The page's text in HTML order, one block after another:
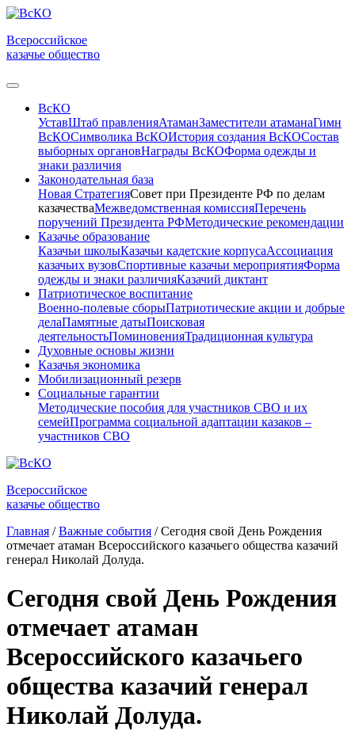
Всероссийское
казачье общество
ВсКО
УставШтаб правленияАтаманЗаместители атаманаГимн
ВсКОСимволика ВсКОИстория создания ВсКОСостав
выборных органовНаграды ВсКОФорма одежды и
знаки различия
Законодательная база
Новая СтратегияСовет при Президенте РФ по делам
казачестваМежведомственная комиссияПеречень
поручений Президента РФМетодические рекомендации
Казачье образование
Казачьи школыКазачьи кадетские корпусаАссоциация
казачьих вузовСпортивные казачьи мероприятияФорма
одежды и знаки различияКазачий диктант
Патриотическое воспитание
Военно-полевые сборыПатриотические акции и добрые
делаПамятные датыПоисковая
деятельностьПоминовенияТрадиционная культура
Духовные основы жизни
Казачья экономика
Мобилизационный резерв
Социальные гарантии
Методические пособия для участников СВО и их
семейПрограмма социальной адаптации казаков –
участников СВО
Всероссийское
казачье общество
Главная / Важные события / Сегодня свой День Рождения
отмечает атаман Всероссийского казачьего общества казачий
генерал Николай Долуда.
Сегодня свой День Рождения
отмечает атаман
Всероссийского казачьего
общества казачий генерал
Николай Долуда.